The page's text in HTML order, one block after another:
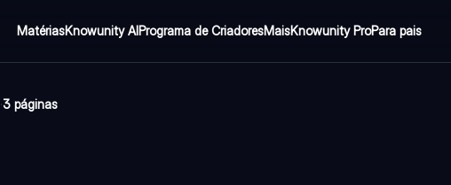
MatériasKnowunity AIPrograma de CriadoresMaisKnowunity ProPara pais
·3 páginas